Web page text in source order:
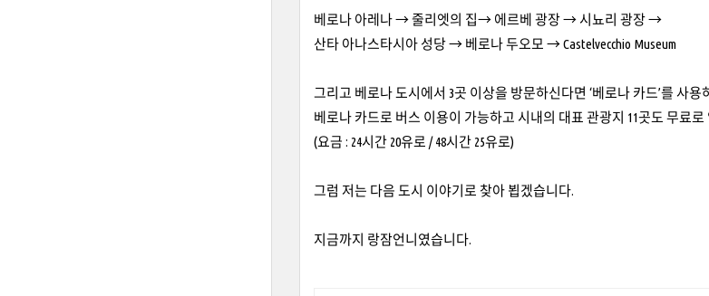
베로나 아레나 → 줄리엣의 집→ 에르베 광장 → 시뇨리 광장 →
산타 아나스타시아 성당 → 베로나 두오모 → Castelvecchio Museum
그리고 베로나 도시에서 3곳 이상을 방문하신다면 ‘베로나 카드’를 사
베로나 카드로 버스 이용이 가능하고 시내의 대표 관광지 11곳도 무료
(요금 : 24시간 20유로 / 48시간 25유로)
그럼 저는 다음 도시 이야기로 찾아 뵙겠습니다.
지금까지 랑잠언니였습니다.